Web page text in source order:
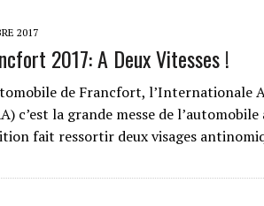
2017
2017: A Deux Vitesses !
de Francfort, l’Internationale
c’est la grande messe de l’automobile
fait ressortir deux visages